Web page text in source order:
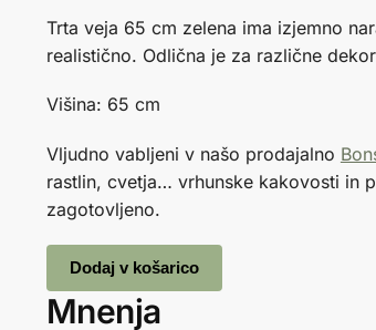
Trta veja 65 cm zelena ima izjemno
realistično. Odlična je za različne
Višina: 65 cm
Vljudno vabljeni v našo prodajalno
rastlin, cvetja… vrhunske kakovosti in
zagotovljeno.
Dodaj v košarico
Mnenja